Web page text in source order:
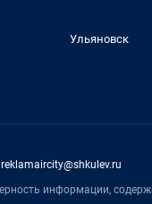
Ульяновск
reklamaircity@shkulev.ru
информации,